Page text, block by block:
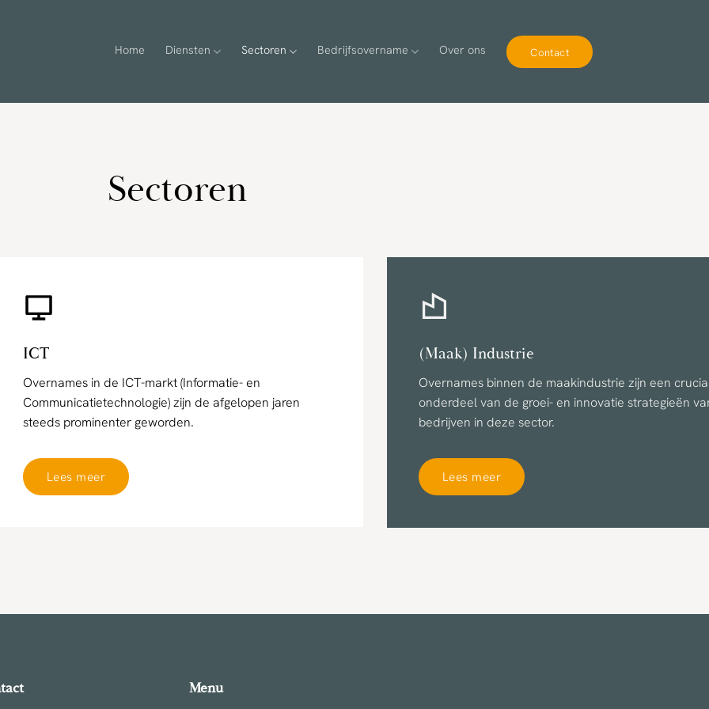
Home Diensten Sectoren Bedrijfsovername Over ons Contact
Sectoren
ICT
Overnames in de ICT-markt (Informatie- en
Communicatietechnologie) zijn de afgelopen jaren
steeds prominenter geworden.
Lees meer
(Maak) Industrie
Overnames binnen de maakindustrie zijn een
onderdeel van de groei- en innovatie strategieën
bedrijven in deze sector.
Lees meer
Menu